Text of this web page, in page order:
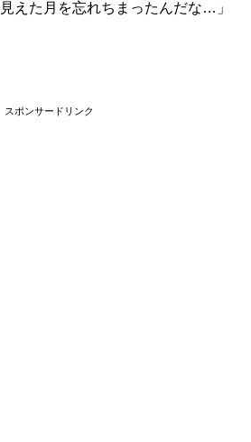
えた月を忘れちまったんだな…」
スポンサードリンク